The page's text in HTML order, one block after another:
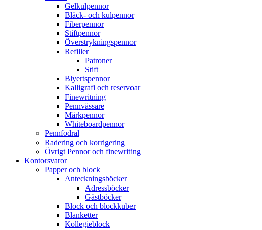
Gelkulpennor
Bläck- och kulpennor
Fiberpennor
Stiftpennor
Överstrykningspennor
Refiller
Patroner
Stift
Blyertspennor
Kalligrafi och reservoar
Finewritning
Pennvässare
Märkpennor
Whiteboardpennor
Pennfodral
Radering och korrigering
Övrigt Pennor och finewriting
Kontorsvaror
Papper och block
Anteckningsböcker
Adressböcker
Gästböcker
Block och blockkuber
Blanketter
Kollegieblock